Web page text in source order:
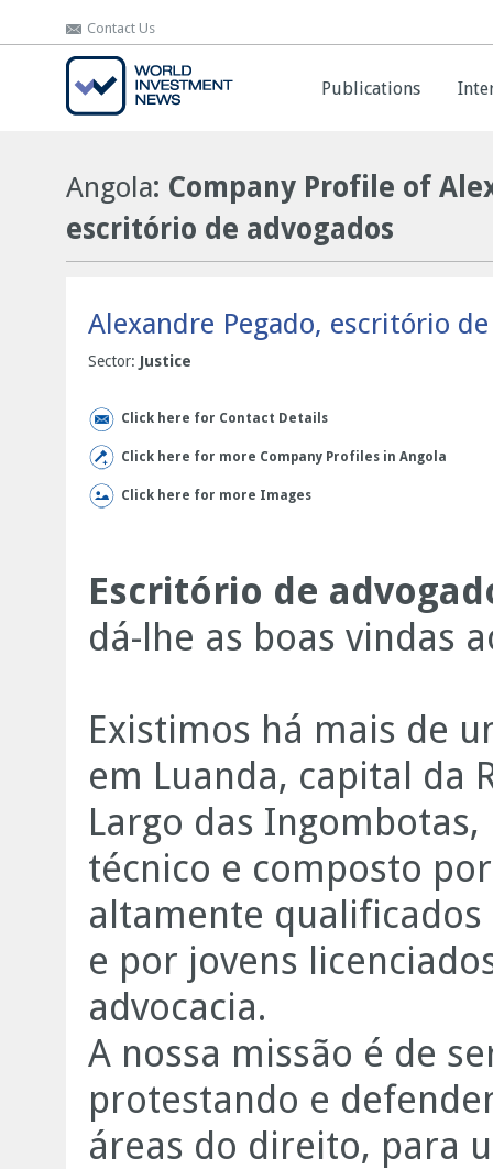
Contact Us
Publications
Contact Us
Publications
Angola: Company Profile of
escritório de advogados
Alexandre Pegado, escritório
Sector: Justice
Click here for Contact Details
Click here for more Company Profiles in Angola
Click here for more Images
Escritório de
dá-lhe as boas vindas
Existimos há mais de
em Luanda, capital da
Largo das Ingombotas,
técnico e composto
altamente
e por jovens
advocacia.
A nossa missão é de
protestando e
áreas do direito, para